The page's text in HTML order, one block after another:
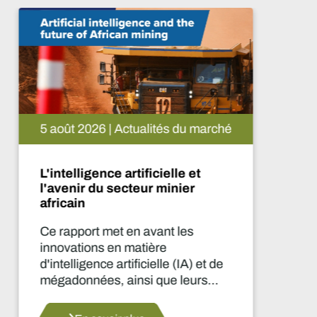
5 août 2026 | Actualités du marché
L'intelligence artificielle et
l'avenir du secteur minier
africain
Ce rapport met en avant les
innovations en matière
d'intelligence artificielle (IA) et de
mégadonnées, ainsi que leurs
minier africain.